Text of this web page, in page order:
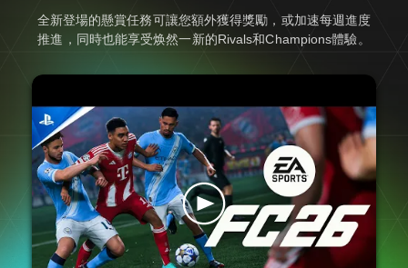
全新登場的懸賞任務可讓您額外獲得獎勵，或加速每週進度
推進，同時也能享受焕然一新的Rivals和Champions體驗。